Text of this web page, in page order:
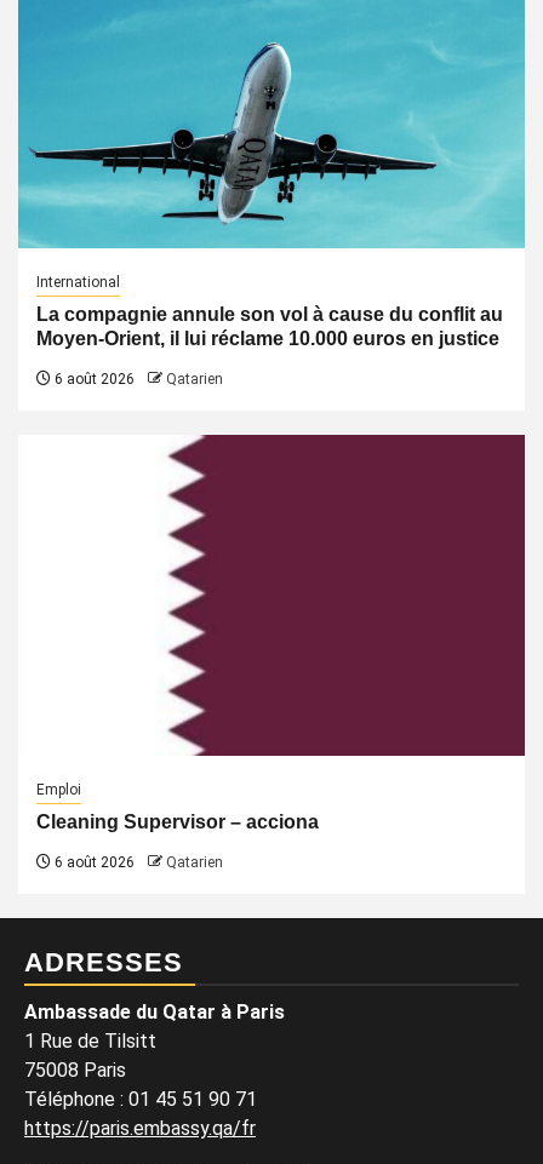
International
La compagnie annule son vol à cause du conflit au
Moyen-Orient, il lui réclame 10.000 euros en justice
6 août 2026 Qatarien
Emploi
Cleaning Supervisor – acciona
6 août 2026 Qatarien
ADRESSES
Ambassade du Qatar à Paris
1 Rue de Tilsitt
75008 Paris
Téléphone : 01 45 51 90 71
https://paris.embassy.qa/fr